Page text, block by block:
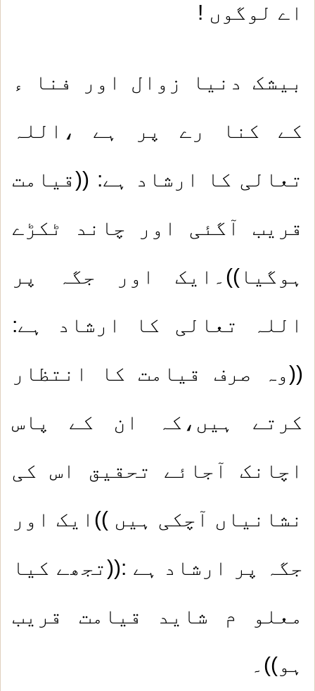
اے لوگوں !
بیشک دنیا زوال اور فنا ء
کے کنا رے پر ہے ،اللہ
تعالی کا ارشاد ہے: ((قیامت
قریب آگئی اور چاند ٹکڑے
ہوگیا))۔ایک اور جگہ پر
اللہ تعالی کا ارشاد ہے:
((وہ صرف قیامت کا انتظار
کرتے ہیں،کہ ان کے پاس
اچانک آجائے تحقیق اس کی
نشانیاں آچکی ہیں ))ایک اور
جگہ پر ارشاد ہے :((تجھے کیا
معلو م شاید قیامت قریب
ہو))۔